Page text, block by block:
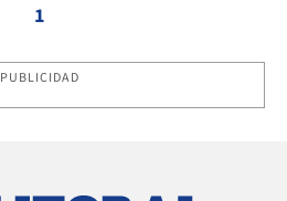
1
PUBLICIDAD